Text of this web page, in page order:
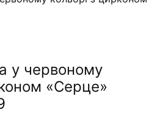
у червоному
«Серце»